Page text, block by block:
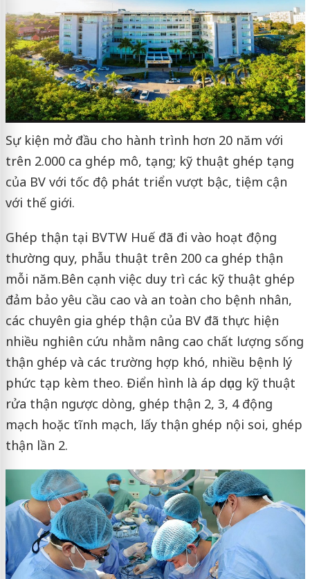
Sự kiện mở đầu cho hành trình hơn 20 năm với
trên 2.000 ca ghép mô, tạng; kỹ thuật ghép tạng
của BV với tốc độ phát triển vượt bậc, tiệm cận
với thế giới.
Ghép thận tại BVTW Huế đã đi vào hoạt động
thường quy, phẫu thuật trên 200 ca ghép thận
mỗi năm.Bên cạnh việc duy trì các kỹ thuật ghép
đảm bảo yêu cầu cao và an toàn cho bệnh nhân,
các chuyên gia ghép thận của BV đã thực hiện
nhiều nghiên cứu nhằm nâng cao chất lượng sống
thận ghép và các trường hợp khó, nhiều bệnh lý
phức tạp kèm theo. Điển hình là áp dụng kỹ thuật
rửa thận ngược dòng, ghép thận 2, 3, 4 động
mạch hoặc tĩnh mạch, lấy thận ghép nội soi, ghép
thận lần 2.